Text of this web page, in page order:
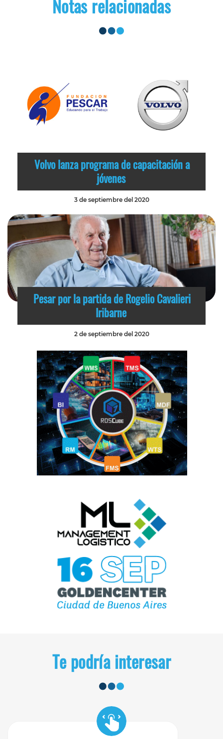
Notas relacionadas
Volvo lanza programa de capacitación a
jóvenes
3 de septiembre del 2020
Pesar por la partida de Rogelio Cavalieri
Iribarne
2 de septiembre del 2020
Te podría interesar